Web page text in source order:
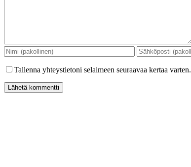
Tallenna yhteystietoni selaimeen seuraavaa kertaa varten.